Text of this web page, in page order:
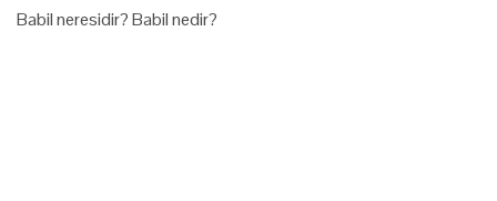
Babil neresidir? Babil nedir?